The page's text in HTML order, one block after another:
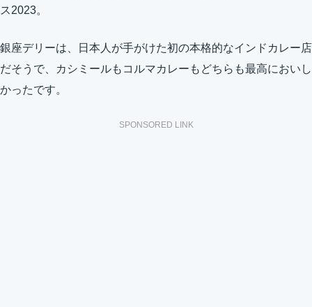
ス2023。
銀座デリーは、日本人が手がけた初の本格的なインドカレー店
だそうで、カシミールもコルマカレーもどちらも最高においし
かったです。
SPONSORED LINK